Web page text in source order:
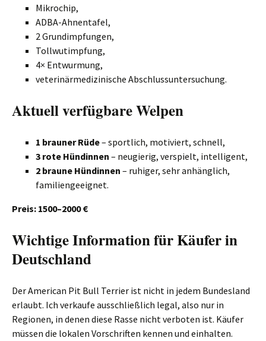
Mikrochip,
ADBA-Ahnentafel,
2 Grundimpfungen,
Tollwutimpfung,
4× Entwurmung,
veterinärmedizinische Abschlussuntersuchung.
Aktuell verfügbare Welpen
1 brauner Rüde– sportlich, motiviert, schnell,
3 rote Hündinnen – neugierig, verspielt, intelligent,
2 braune Hündinnen – ruhiger, sehr anhänglich,
familiengeeignet.
Preis: 1500–2000 €
Wichtige Information für Käufer in
Deutschland
Der American Pit Bull Terrier ist nicht in jedem Bundesland
erlaubt. Ich verkaufe ausschließlich legal, also nur in
Regionen, in denen diese Rasse nicht verboten ist. Käufer
müssen die lokalen Vorschriften kennen und einhalten.